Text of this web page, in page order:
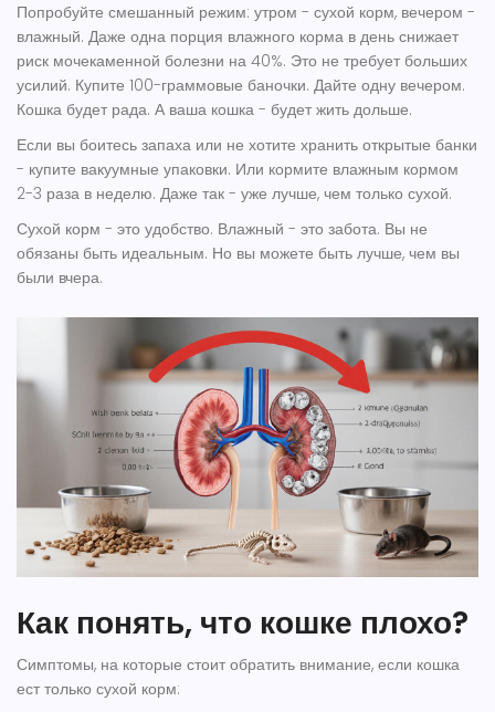
Попробуйте смешанный режим: утром - сухой корм, вечером -
влажный. Даже одна порция влажного корма в день снижает
риск мочекаменной болезни на 40%. Это не требует больших
усилий. Купите 100-граммовые баночки. Дайте одну вечером.
Кошка будет рада. А ваша кошка - будет жить дольше.
Если вы боитесь запаха или не хотите хранить открытые банки
- купите вакуумные упаковки. Или кормите влажным кормом
2-3 раза в неделю. Даже так - уже лучше, чем только сухой.
Сухой корм - это удобство. Влажный - это забота. Вы не
обязаны быть идеальным. Но вы можете быть лучше, чем вы
были вчера.
Как понять, что кошке плохо?
Симптомы, на которые стоит обратить внимание, если кошка
ест только сухой корм: